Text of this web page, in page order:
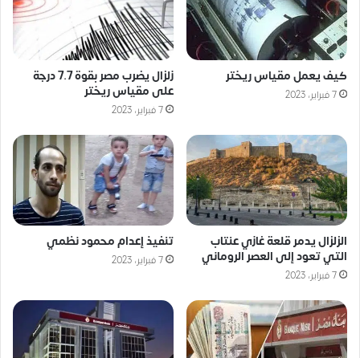
كيف يعمل مقياس ريختر
7 فبراير، 2023
زلزال يضرب مصر بقوة 7.7 درجة
على مقياس ريختر
7 فبراير، 2023
الزلزال يدمر قلعة غازي عنتاب
التي تعود إلى العصر الروماني
7 فبراير، 2023
تنفيذ إعدام محمود نظمي
7 فبراير، 2023